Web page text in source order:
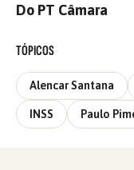
Do PT Câmara
TÓPICOS
Alencar Santana
INSS Paulo